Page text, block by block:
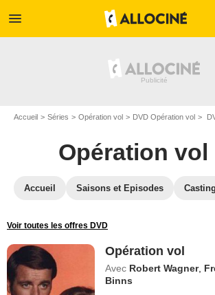
menu
Accueil Séries Opération vol DVD Opération vol
Opération vol
Accueil Saisons et Episodes Casting
Voir toutes les offres DVD
Opération vol
Avec Robert Wagner,
Binns